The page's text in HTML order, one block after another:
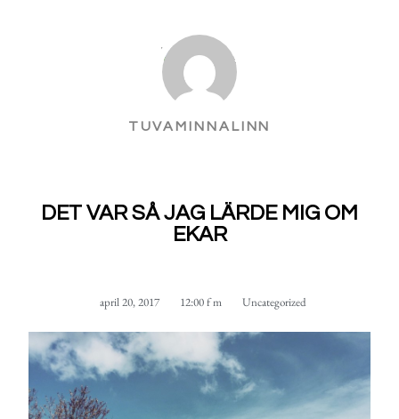
TUVAMINNALINN
DET VAR SÅ JAG LÄRDE MIG OM
EKAR
april 20, 2017 12:00 f m Uncategorized